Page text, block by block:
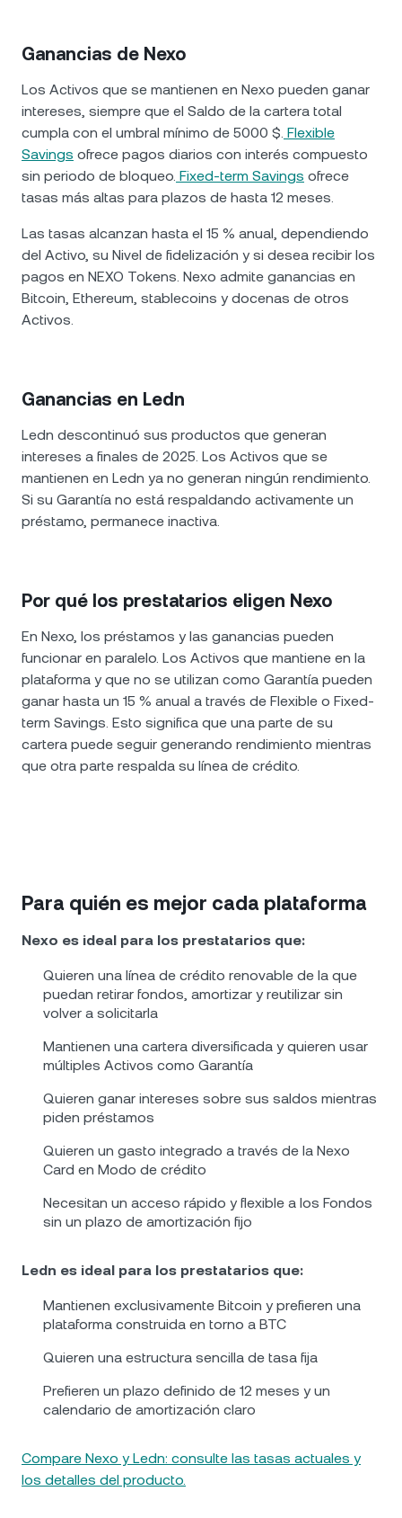
Ganancias de Nexo
Los Activos que se mantienen en Nexo pueden ganar
intereses, siempre que el Saldo de la cartera total
cumpla con el umbral mínimo de 5000 $. Flexible
Savings ofrece pagos diarios con interés compuesto
sin periodo de bloqueo. Fixed-term Savings ofrece
tasas más altas para plazos de hasta 12 meses.
Las tasas alcanzan hasta el 15 % anual, dependiendo
del Activo, su Nivel de fidelización y si desea recibir los
pagos en NEXO Tokens. Nexo admite ganancias en
Bitcoin, Ethereum, stablecoins y docenas de otros
Activos.
Ganancias en Ledn
Ledn descontinuó sus productos que generan
intereses a finales de 2025. Los Activos que se
mantienen en Ledn ya no generan ningún rendimiento.
Si su Garantía no está respaldando activamente un
préstamo, permanece inactiva.
Por qué los prestatarios eligen Nexo
En Nexo, los préstamos y las ganancias pueden
funcionar en paralelo. Los Activos que mantiene en la
plataforma y que no se utilizan como Garantía pueden
ganar hasta un 15 % anual a través de Flexible o Fixed-
term Savings. Esto significa que una parte de su
cartera puede seguir generando rendimiento mientras
que otra parte respalda su línea de crédito.
Para quién es mejor cada plataforma
Nexo es ideal para los prestatarios que:
Quieren una línea de crédito renovable de la que
puedan retirar fondos, amortizar y reutilizar sin
volver a solicitarla
Mantienen una cartera diversificada y quieren usar
múltiples Activos como Garantía
Quieren ganar intereses sobre sus saldos mientras
piden préstamos
Quieren un gasto integrado a través de la Nexo
Card en Modo de crédito
Necesitan un acceso rápido y flexible a los Fondos
sin un plazo de amortización fijo
Ledn es ideal para los prestatarios que:
Mantienen exclusivamente Bitcoin y prefieren una
plataforma construida en torno a BTC
Quieren una estructura sencilla de tasa fija
Prefieren un plazo definido de 12 meses y un
calendario de amortización claro
Compare Nexo y Ledn: consulte las tasas actuales y
los detalles del producto.